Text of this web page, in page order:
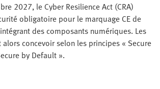
2027, le Cyber Resilience Act (CRA)
obligatoire pour le marquage CE de
des composants numériques. Les
concevoir selon les principes « Secure
by Default ».